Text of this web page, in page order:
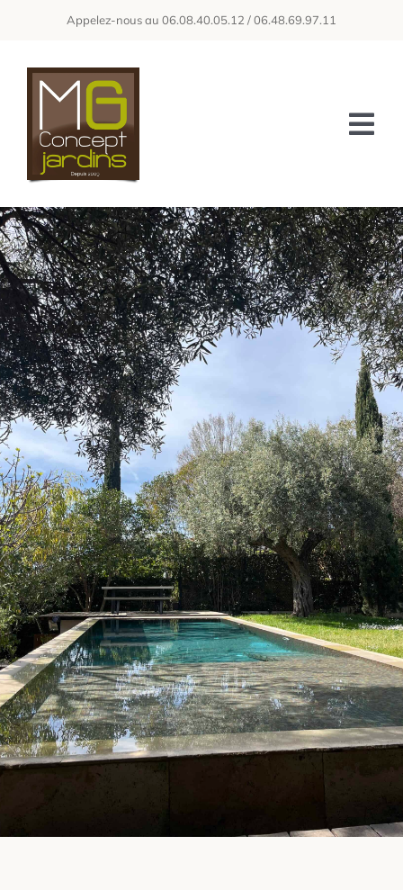
contenu
Appelez-nous au 06.08.40.05.12 / 06.48.69.97.11
ACCUEIL
A PROPOS DE NOUS
NOS SERVICES
GALERIE
OBTENIR UN DEVIS